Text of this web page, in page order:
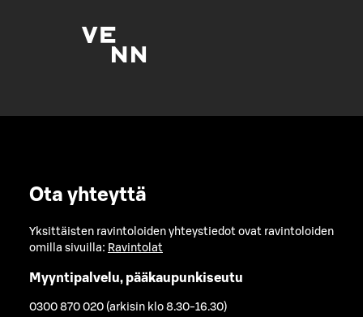
Ota yhteyttä
Yksittäisten ravintoloiden yhteystiedot ovat ravintoloiden
omilla sivuilla: Ravintolat
Myyntipalvelu, pääkaupunkiseutu
0300 870 020 (arkisin klo 8.30-16.30)